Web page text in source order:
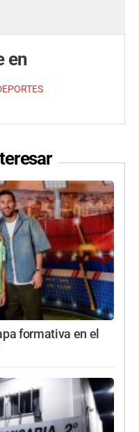
en
formativa en el